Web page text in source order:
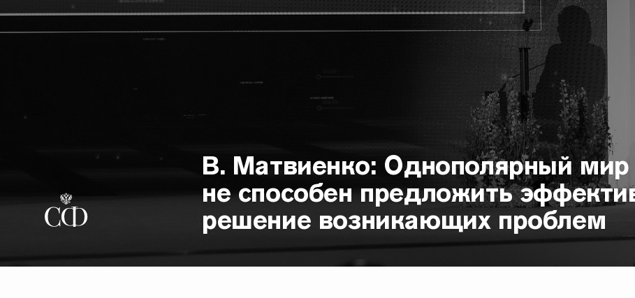
В. Матвиенко: Однополярный мир
не способен предложить
решение возникающих проблем